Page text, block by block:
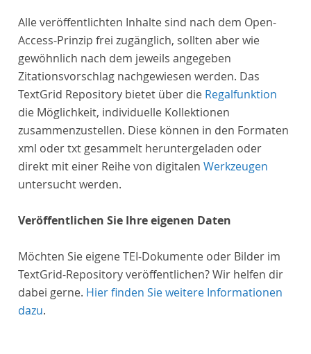
Alle veröffentlichten Inhalte sind nach dem Open-
Access-Prinzip frei zugänglich, sollten aber wie
gewöhnlich nach dem jeweils angegeben
Zitationsvorschlag nachgewiesen werden. Das
TextGrid Repository bietet über die Regalfunktion
die Möglichkeit, individuelle Kollektionen
zusammenzustellen. Diese können in den Formaten
xml oder txt gesammelt heruntergeladen oder
direkt mit einer Reihe von digitalen Werkzeugen
untersucht werden.
Veröffentlichen Sie Ihre eigenen Daten
Möchten Sie eigene TEI-Dokumente oder Bilder im
TextGrid-Repository veröffentlichen? Wir helfen dir
dabei gerne. Hier finden Sie weitere Informationen
dazu.